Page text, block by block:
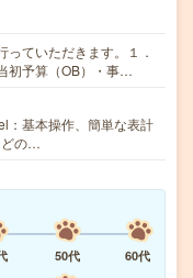
ていただきます。１．
初予算（OB）・事…
：基本操作、簡単な表計
どの…
50代
60代